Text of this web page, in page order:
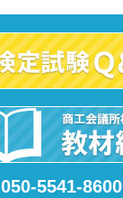
050-5541-8600